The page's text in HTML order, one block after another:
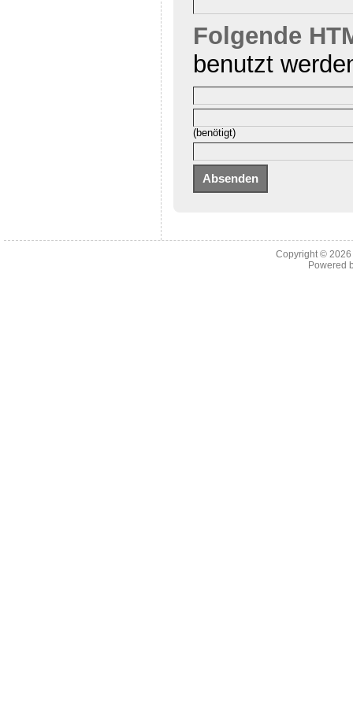
Folgende
benutzt
(benötigt)
Copyright ©
Powered